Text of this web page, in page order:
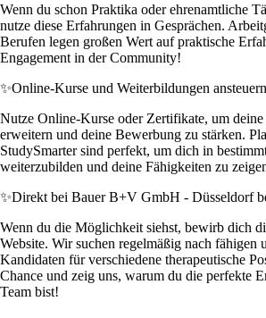
Wenn du schon Praktika oder ehrenamtliche
nutze diese Erfahrungen in Gesprächen.
Berufen legen großen Wert auf praktische
Engagement in der Community!
✨Online-Kurse und Weiterbildungen ansteuern
Nutze Online-Kurse oder Zertifikate, um deine
erweitern und deine Bewerbung zu stärken.
StudySmarter sind perfekt, um dich in
weiterzubilden und deine Fähigkeiten zu
✨Direkt bei Bauer B+V GmbH - Düsseldorf
Wenn du die Möglichkeit siehst, bewirb dich
Website. Wir suchen regelmäßig nach fähigen
Kandidaten für verschiedene therapeutische
Chance und zeig uns, warum du die perfekte
Team bist!